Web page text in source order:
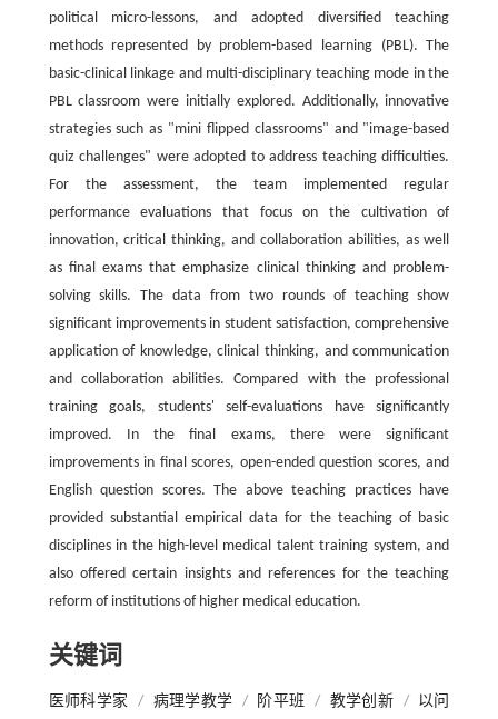
political micro-lessons, and adopted diversified teaching
methods represented by problem-based learning (PBL). The
basic-clinical linkage and multi-disciplinary teaching mode in the
PBL classroom were initially explored. Additionally, innovative
strategies such as "mini flipped classrooms" and "image-based
quiz challenges" were adopted to address teaching difficulties.
For the assessment, the team implemented regular
performance evaluations that focus on the cultivation of
innovation, critical thinking, and collaboration abilities, as well
as final exams that emphasize clinical thinking and problem-
solving skills. The data from two rounds of teaching show
significant improvements in student satisfaction, comprehensive
application of knowledge, clinical thinking, and communication
and collaboration abilities. Compared with the professional
training goals, students' self-evaluations have significantly
improved. In the final exams, there were significant
improvements in final scores, open-ended question scores, and
English question scores. The above teaching practices have
provided substantial empirical data for the teaching of basic
disciplines in the high-level medical talent training system, and
also offered certain insights and references for the teaching
reform of institutions of higher medical education.
关键词
医师科学家 / 病理学教学 / 阶平班 / 教学创新 /
以问